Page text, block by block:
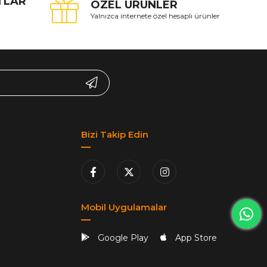
ÖZEL ÜRÜNLER
Yalnızca internete özel hesaplı ürünler
Bizi Takip Edin
Mobil Uygulamalar
Google Play App Store